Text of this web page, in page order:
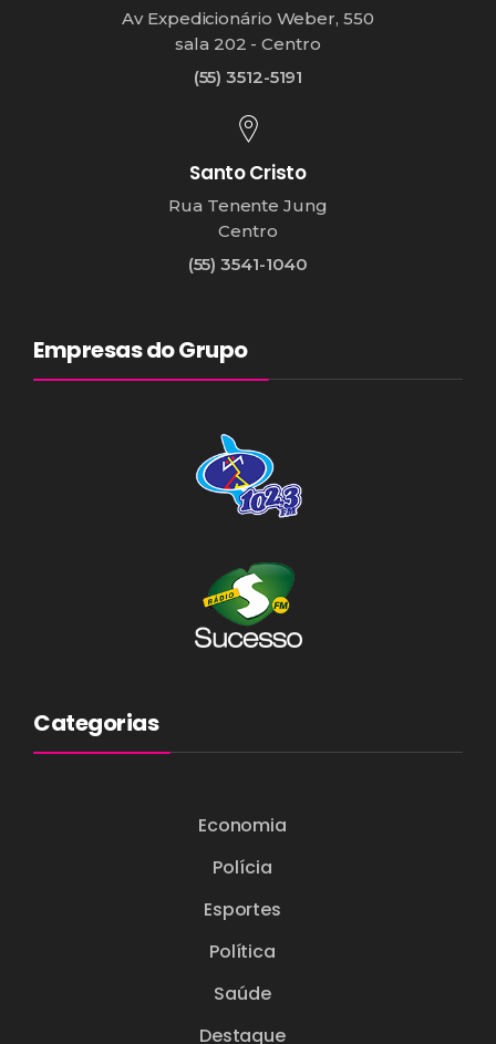
Av Expedicionário Weber, 550
sala 202 - Centro
(55) 3512-5191
Santo Cristo
Rua Tenente Jung
Centro
(55) 3541-1040
Empresas do Grupo
Categorias
Economia
Polícia
Esportes
Política
Saúde
Destaque